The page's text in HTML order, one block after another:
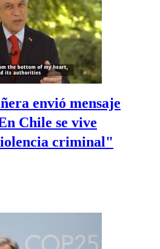
envió mensaje
Chile se vive
criminal"